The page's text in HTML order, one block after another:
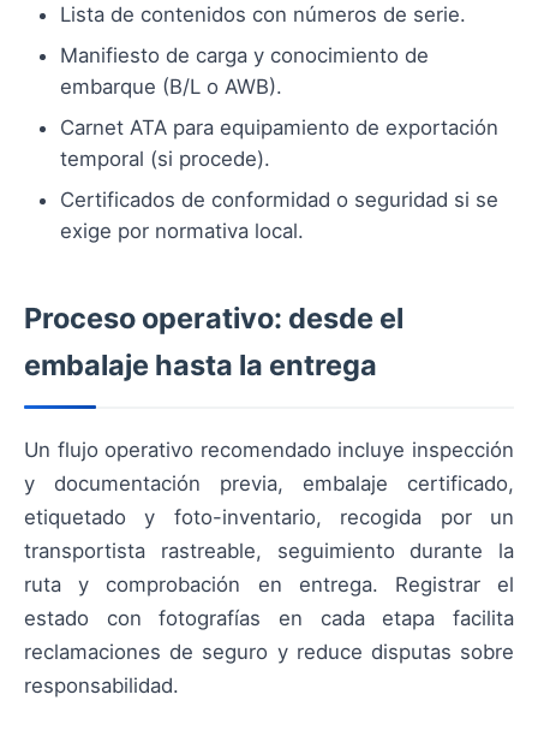
Lista de contenidos con números de serie.
Manifiesto de carga y conocimiento de
embarque (B/L o AWB).
Carnet ATA para equipamiento de exportación
temporal (si procede).
Certificados de conformidad o seguridad si se
exige por normativa local.
Proceso operativo: desde el
embalaje hasta la entrega
Un flujo operativo recomendado incluye inspección
y documentación previa, embalaje certificado,
etiquetado y foto-inventario, recogida por un
transportista rastreable, seguimiento durante la
ruta y comprobación en entrega. Registrar el
estado con fotografías en cada etapa facilita
reclamaciones de seguro y reduce disputas sobre
responsabilidad.